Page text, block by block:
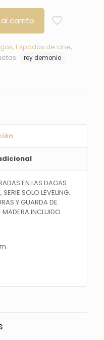
carrito
, Espadas de cine,
rey demonio
EN LAS DAGAS
SOLO LEVELING.
Y GUARDA DE
MADERA INCLUIDO.